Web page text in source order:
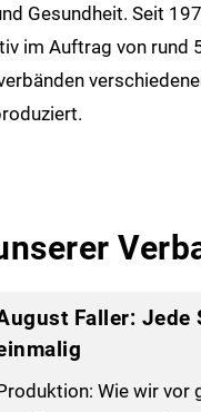
Gesundheit. Seit
im Auftrag von rund
Faller: Jede
Wie wir vor